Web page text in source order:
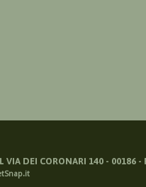
VIA DEI CORONARI 140 - 00186